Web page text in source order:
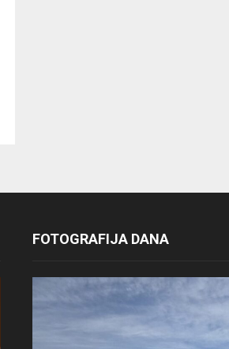
FOTOGRAFIJA DANA